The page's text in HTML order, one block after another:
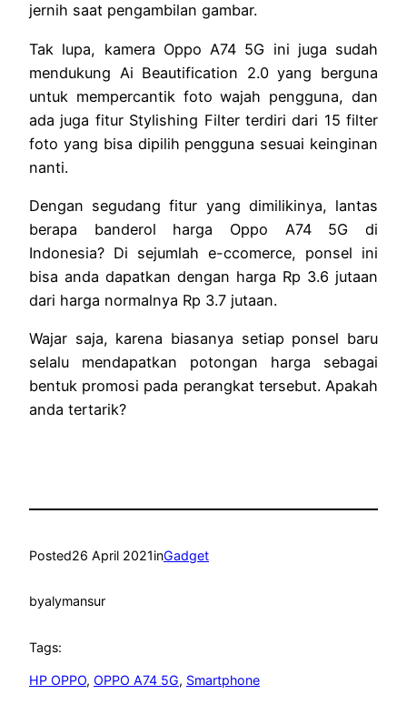
jernih saat pengambilan gambar.
Tak lupa, kamera Oppo A74 5G ini juga sudah
mendukung Ai Beautification 2.0 yang berguna
untuk mempercantik foto wajah pengguna, dan
ada juga fitur Stylishing Filter terdiri dari 15 filter
foto yang bisa dipilih pengguna sesuai keinginan
nanti.
Dengan segudang fitur yang dimilikinya, lantas
berapa banderol harga Oppo A74 5G di
Indonesia? Di sejumlah e-ccomerce, ponsel ini
bisa anda dapatkan dengan harga Rp 3.6 jutaan
dari harga normalnya Rp 3.7 jutaan.
Wajar saja, karena biasanya setiap ponsel baru
selalu mendapatkan potongan harga sebagai
bentuk promosi pada perangkat tersebut. Apakah
anda tertarik?
Posted26 April 2021inGadget
byalymansur
Tags:
HP OPPO, OPPO A74 5G, Smartphone